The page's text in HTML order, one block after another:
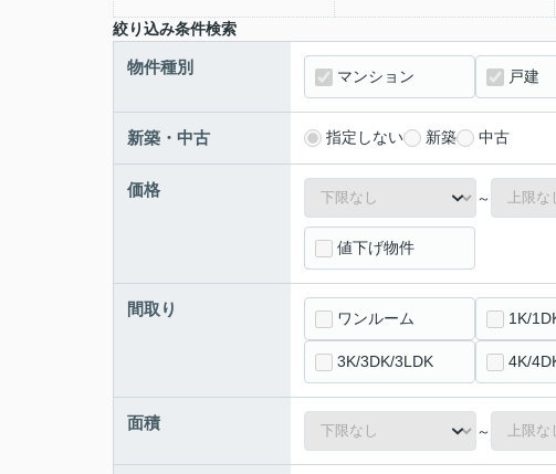
絞り込み条件検索
物件種別 マンション 戸建
新築・中古 指定しない 新築 中古
価格 ～
値下げ物件
間取り ワンルーム 1K/
3K/3DK/3LDK 4K/
面積 ～